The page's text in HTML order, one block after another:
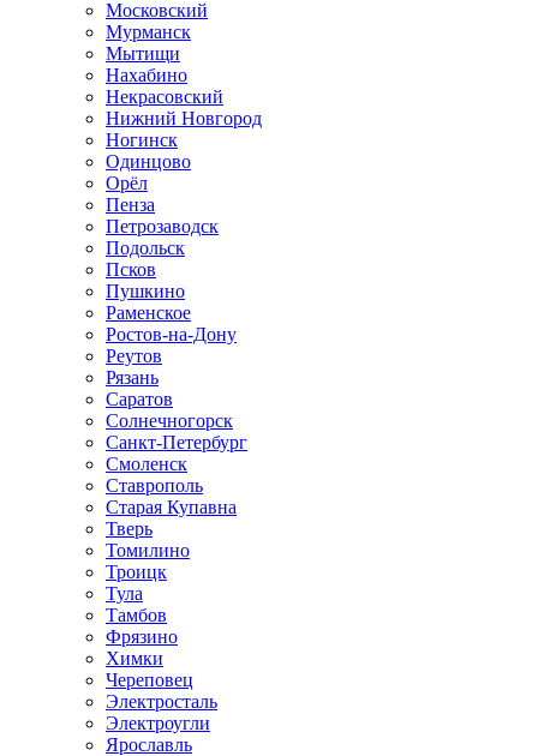
Московский
Мурманск
Мытищи
Нахабино
Некрасовский
Нижний Новгород
Ногинск
Одинцово
Орёл
Пенза
Петрозаводск
Подольск
Псков
Пушкино
Раменское
Ростов-на-Дону
Реутов
Рязань
Саратов
Солнечногорск
Санкт-Петербург
Смоленск
Ставрополь
Старая Купавна
Тверь
Томилино
Троицк
Тула
Тамбов
Фрязино
Химки
Череповец
Электросталь
Электроугли
Ярославль